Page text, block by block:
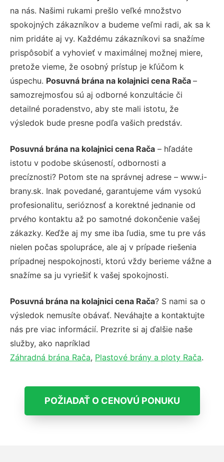
na nás. Našimi rukami prešlo veľké množstvo
spokojných zákazníkov a budeme veľmi radi, ak sa k
nim pridáte aj vy. Každému zákazníkovi sa snažíme
prispôsobiť a vyhovieť v maximálnej možnej miere,
pretože vieme, že osobný prístup je kľúčom k
úspechu. Posuvná brána na kolajnici cena Rača –
samozrejmosťou sú aj odborné konzultácie či
detailné poradenstvo, aby ste mali istotu, že
výsledok bude presne podľa vašich predstáv.
Posuvná brána na kolajnici cena Rača – hľadáte
istotu v podobe skúseností, odbornosti a
precíznosti? Potom ste na správnej adrese – www.i-
brany.sk. Inak povedané, garantujeme vám vysokú
profesionalitu, serióznosť a korektné jednanie od
prvého kontaktu až po samotné dokončenie vašej
zákazky. Keďže aj my sme iba ľudia, sme tu pre vás
nielen počas spolupráce, ale aj v prípade riešenia
prípadnej nespokojnosti, ktorú vždy berieme vážne a
snažíme sa ju vyriešiť k vašej spokojnosti.
Posuvná brána na kolajnici cena Rača? S nami sa o
výsledok nemusíte obávať. Neváhajte a kontaktujte
nás pre viac informácií. Prezrite si aj ďalšie naše
služby, ako napríklad
Záhradná brána Rača, Plastové brány a ploty Rača.
POŽIADAŤ O CENOVÚ PONUKU